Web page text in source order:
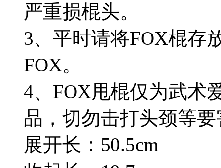
严重损棍头。
3、平时请将FOX棍存
FOX。
4、FOX甩棍仅为武术
品，切勿击打头颈等
展开长：50.5cm